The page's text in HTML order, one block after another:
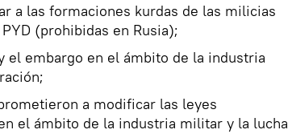
a las formaciones kurdas de las milicias
(prohibidas en Rusia);
embargo en el ámbito de la industria
a modificar las leyes
el ámbito de la industria militar y la lucha